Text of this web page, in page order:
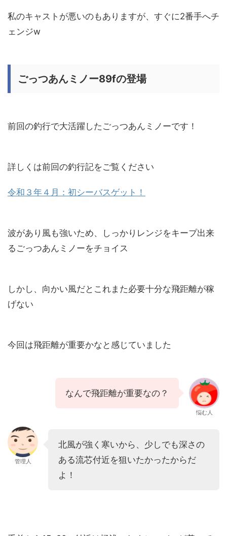
私のキャストが悪いのもありますが、すぐに2番手へチ
ェンジw
ごっつあんミノー89fの登場
前回の釣行で大活躍したごっつあんミノーです！
詳しくは前回の釣行記をご覧ください
令和３年４月：初シーバスゲット！
波があり風も強いため、しっかりレンジをキープ出来
るごっつあんミノーをチョイス
しかし、向かい風だとこれまた必要十分な飛距離が稼
げない
今回は飛距離が重要かなと感じていました
なんで飛距離が重要なの？
悩む人
管理人
北風が強く寒いから、少しでも深さの
ある流芯付近を狙いたかったからだ
よ！